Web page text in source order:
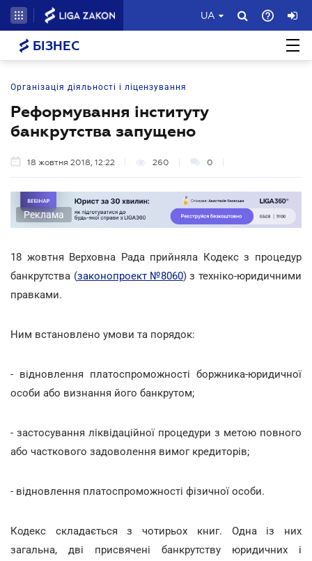
UA
БІЗНЕС
Організація діяльності і ліцензування
Реформування інституту
банкрутства запущено
18 жовтня 2018, 12:22 260 0
Реклама
18 жовтня Верховна Рада прийняла Кодекс з процедур
банкрутства (законопроект №8060) з техніко-юридичними
правками.
Ним встановлено умови та порядок:
- відновлення платоспроможності боржника-юридичної
особи або визнання його банкрутом;
- застосування ліквідаційної процедури з метою повного
або часткового задоволення вимог кредиторів;
- відновлення платоспроможності фізичної особи.
Кодекс складається з чотирьох книг. Одна із них
загальна, дві присвячені банкрутству юридичних і